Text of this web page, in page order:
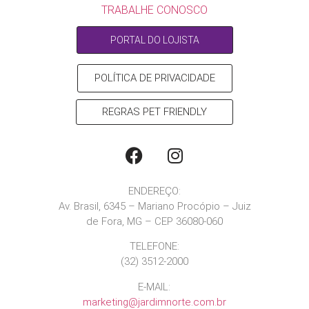
TRABALHE CONOSCO
PORTAL DO LOJISTA
POLÍTICA DE PRIVACIDADE
REGRAS PET FRIENDLY
ENDEREÇO:
Av. Brasil, 6345 – Mariano Procópio – Juiz
de Fora, MG – CEP 36080-060
TELEFONE:
(32) 3512-2000
E-MAIL:
marketing@jardimnorte.com.br